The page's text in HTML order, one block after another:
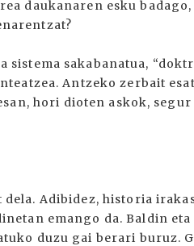
daukanaren esku
sistema sakabanatua,
Antzeko zerbait
hori dioten askok,
Adibidez, historia
emango da. Baldin
duzu gai berari buruz.